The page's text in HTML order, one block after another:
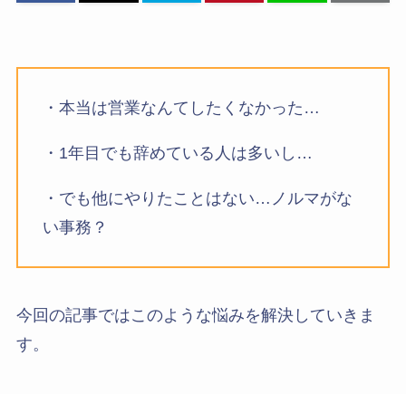
・本当は営業なんてしたくなかった…
・1年目でも辞めている人は多いし…
・でも他にやりたことはない…ノルマがな
い事務？
今回の記事ではこのような悩みを解決していきま
す。